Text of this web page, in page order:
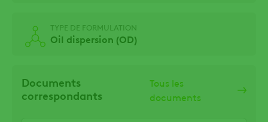
TYPE DE FORMULATION
Oil dispersion (OD)
Documents
correspondants
Tous les
documents